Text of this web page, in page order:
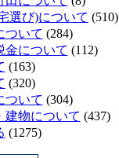
選び)について (510)
ついて (284)
金について (112)
(163)
(320)
ついて (304)
建物について (437)
(1275)